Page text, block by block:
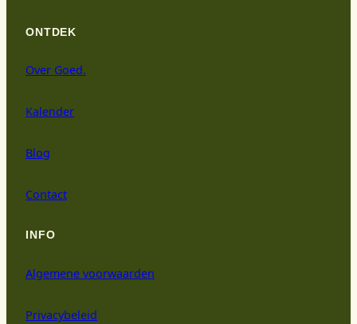
ONTDEK
Over Goed.
Kalender
Blog
Contact
INFO
Algemene voorwaarden
Privacybeleid